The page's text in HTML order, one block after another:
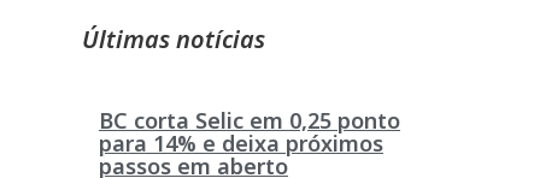
Últimas notícias
BC corta Selic em 0,25 ponto
para 14% e deixa próximos
passos em aberto